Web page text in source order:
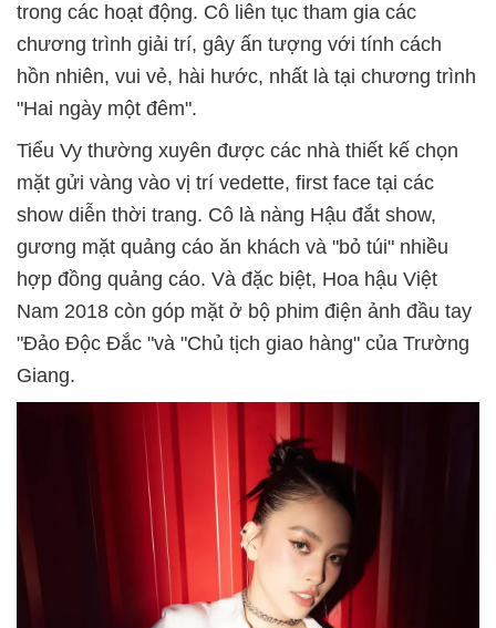
trong các hoạt động. Cô liên tục tham gia các
chương trình giải trí, gây ấn tượng với tính cách
hồn nhiên, vui vẻ, hài hước, nhất là tại chương trình
"Hai ngày một đêm".
Tiểu Vy thường xuyên được các nhà thiết kế chọn
mặt gửi vàng vào vị trí vedette, first face tại các
show diễn thời trang. Cô là nàng Hậu đắt show,
gương mặt quảng cáo ăn khách và "bỏ túi" nhiều
hợp đồng quảng cáo. Và đặc biệt, Hoa hậu Việt
Nam 2018 còn góp mặt ở bộ phim điện ảnh đầu tay
"Đảo Độc Đắc "và "Chủ tịch giao hàng" của Trường
Giang.